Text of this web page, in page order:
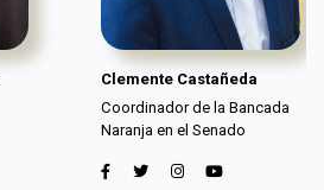
Clemente Castañeda
Coordinador de la Bancada
Naranja en el Senado